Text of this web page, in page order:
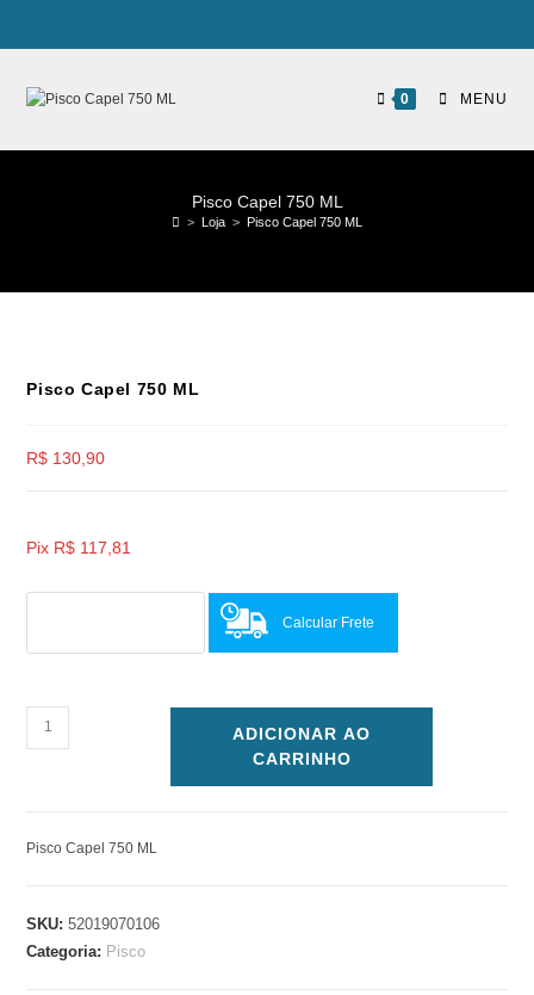
0 MENU
Pisco Capel 750 ML
> Loja > Pisco Capel 750 ML
Pisco Capel 750 ML
R$ 130,90
Pix R$ 117,81
Calcular Frete
ADICIONAR AO
CARRINHO
Pisco Capel 750 ML
SKU:52019070106
Categoria: Pisco